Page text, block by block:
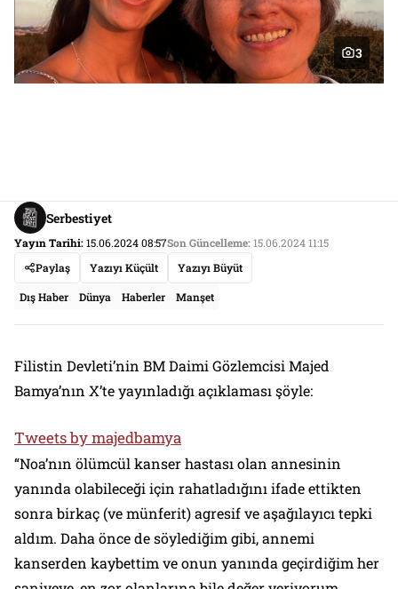
3
Serbestiyet
Yayın Tarihi:15.06.2024 08:57Son Güncelleme:15.06.2024 11:15
Paylaş
Yazıyı Küçült Yazıyı Büyüt
Dış Haber Dünya Haberler Manşet
Filistin Devleti’nin BM Daimi Gözlemcisi Majed
Bamya’nın X’te yayınladığı açıklaması şöyle:
Tweets by majedbamya
“Noa’nın ölümcül kanser hastası olan annesinin
yanında olabileceği için rahatladığını ifade ettikten
sonra birkaç (ve münferit) agresif ve aşağılayıcı tepki
aldım. Daha önce de söylediğim gibi, annemi
kanserden kaybettim ve onun yanında geçirdiğim her